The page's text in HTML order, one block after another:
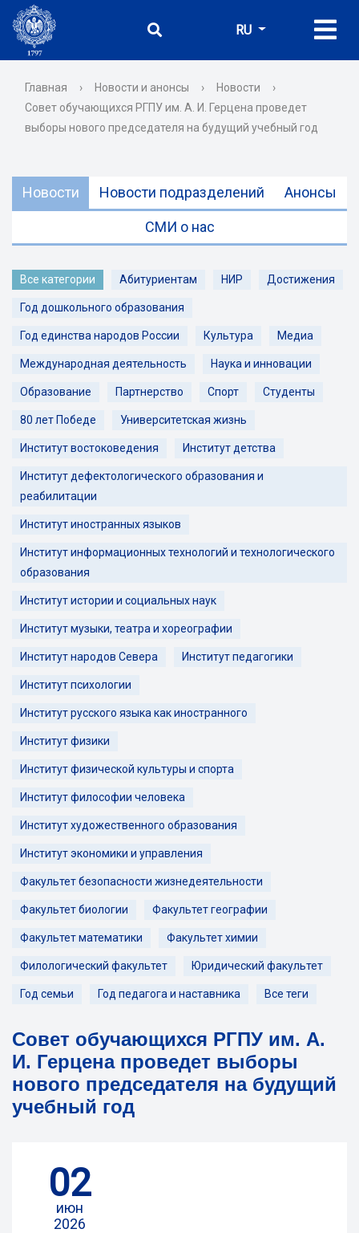
RU
Главная › Новости и анонсы › Новости
›
Совет обучающихся РГПУ им. А. И. Герцена проведет
выборы нового председателя на будущий учебный год
Новости Новости подразделений Анонсы
СМИ о нас
Все категории Абитуриентам НИР Достижения
Год дошкольного образования
Год единства народов России Культура Медиа
Международная деятельность Наука и инновации
Образование Партнерство Спорт Студенты
80 лет Победе Университетская жизнь
Институт востоковедения Институт детства
Институт дефектологического образования и
реабилитации
Институт иностранных языков
Институт информационных технологий и технологического
образования
Институт истории и социальных наук
Институт музыки, театра и хореографии
Институт народов Севера Институт педагогики
Институт психологии
Институт русского языка как иностранного
Институт физики
Институт физической культуры и спорта
Институт философии человека
Институт художественного образования
Институт экономики и управления
Факультет безопасности жизнедеятельности
Факультет биологии Факультет географии
Факультет математики Факультет химии
Филологический факультет Юридический факультет
Год семьи Год педагога и наставника Все теги
Совет обучающихся РГПУ им. А.
И. Герцена проведет выборы
нового председателя на будущий
учебный год
02
июн
2026